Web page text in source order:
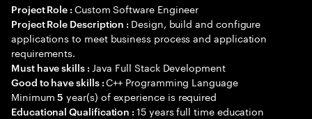
Project Role : Custom Software Engineer
Project Role Description : Design, build and configure
applications to meet business process and application
requirements.
Must have skills : Java Full Stack Development
Good to have skills :C++ Programming Language
Minimum5 year(s) of experience is required
Educational Qualification :15 years full time education